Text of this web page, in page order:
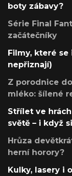
boty zábavy?
Série Final
začátečníky
Filmy, které
nepřiznají)
Z porodnice
mléko: šílené
Střílet ve
světě – i když
Hrůza
herní horory?
Kulky, lasery i